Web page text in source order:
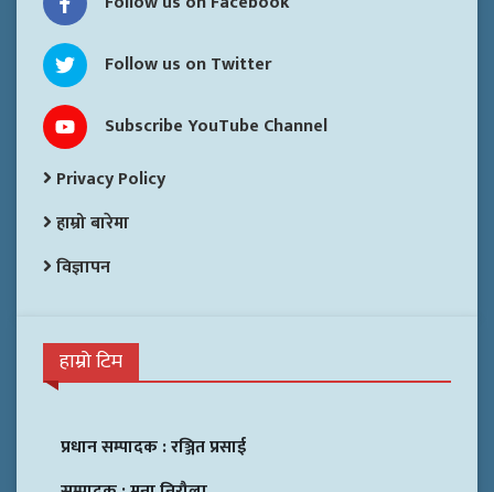
Follow us on Twitter
Subscribe YouTube Channel
Privacy Policy
हाम्रो बारेमा
विज्ञापन
हाम्रो टिम
प्रधान सम्पादक :रञ्जित प्रसाई